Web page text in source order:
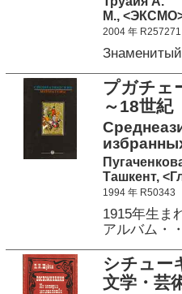
М.,
2004 年 R257271
プガチ
～18世紀
Ташкент,
1994 年 R50343
1915年生ま
アルバム・
シチュ
文学・芸